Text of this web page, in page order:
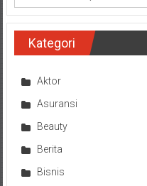
Kategori
Aktor
Asuransi
Beauty
Berita
Bisnis